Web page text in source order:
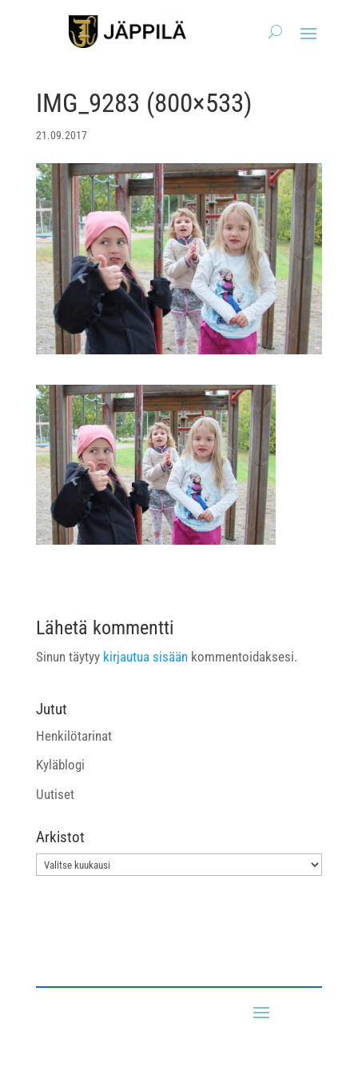
IMG_9283 (800×533)
21.09.2017
Lähetä kommentti
Sinun täytyy kirjautua sisäänkommentoidaksesi.
Jutut
Henkilötarinat
Kyläblogi
Uutiset
Arkistot
Arkistot